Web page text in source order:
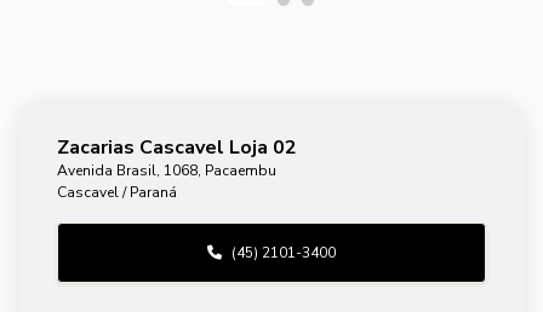
Zacarias Cascavel Loja 02
Avenida Brasil, 1068, Pacaembu
Cascavel / Paraná
(45) 2101-3400